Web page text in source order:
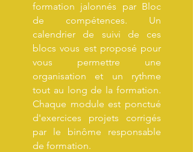
formation jalonnés par Bloc
de compétences. Un
calendrier de suivi de ces
blocs vous est proposé pour
vous permettre une
organisation et un rythme
tout au long de la formation.
Chaque module est ponctué
d'exercices projets corrigés
par le binôme responsable
de formation.